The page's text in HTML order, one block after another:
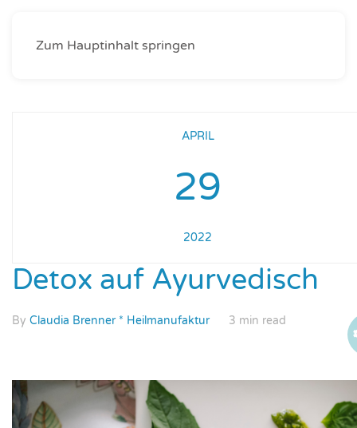
Zum Hauptinhalt springen
APRIL
29
2022
Detox auf Ayurvedisch
By Claudia Brenner * Heilmanufaktur 3 min read